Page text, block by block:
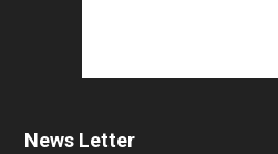
News Letter